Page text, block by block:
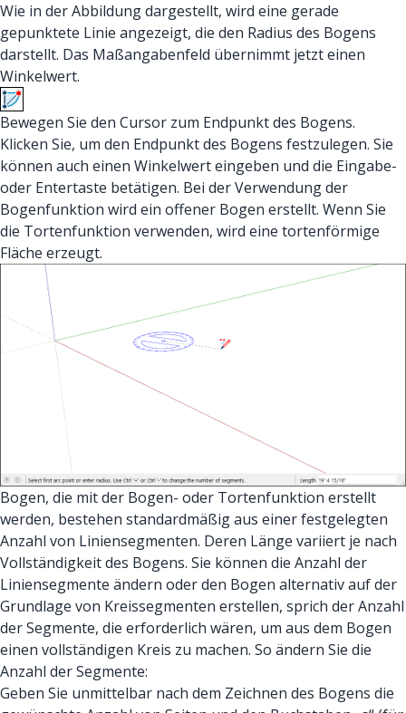
Wie in der Abbildung dargestellt, wird eine gerade
gepunktete Linie angezeigt, die den Radius des Bogens
darstellt. Das Maßangabenfeld übernimmt jetzt einen
Winkelwert.
Bewegen Sie den Cursor zum Endpunkt des Bogens.
Klicken Sie, um den Endpunkt des Bogens festzulegen. Sie
können auch einen Winkelwert eingeben und die Eingabe-
oder Entertaste betätigen. Bei der Verwendung der
Bogenfunktion wird ein offener Bogen erstellt. Wenn Sie
die Tortenfunktion verwenden, wird eine tortenförmige
Fläche erzeugt.
Bogen, die mit der Bogen- oder Tortenfunktion erstellt
werden, bestehen standardmäßig aus einer festgelegten
Anzahl von Liniensegmenten. Deren Länge variiert je nach
Vollständigkeit des Bogens. Sie können die Anzahl der
Liniensegmente ändern oder den Bogen alternativ auf der
Grundlage von Kreissegmenten erstellen, sprich der Anzahl
der Segmente, die erforderlich wären, um aus dem Bogen
einen vollständigen Kreis zu machen. So ändern Sie die
Anzahl der Segmente:
Geben Sie unmittelbar nach dem Zeichnen des Bogens die